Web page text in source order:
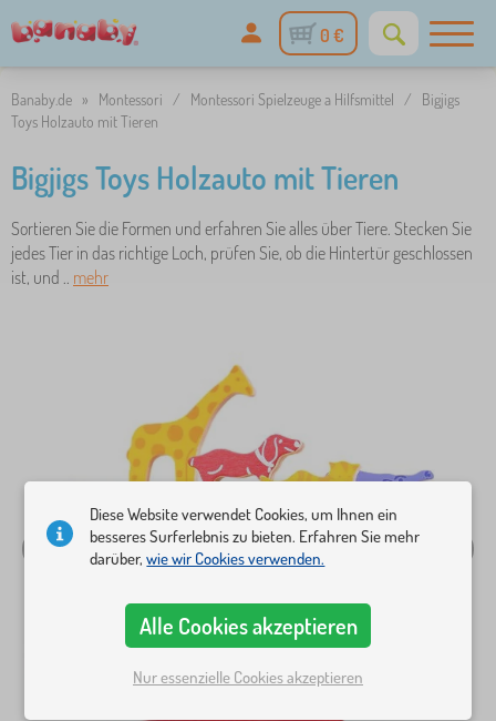
0 €
Banaby.de » Montessori / Montessori Spielzeuge a Hilfsmittel /
Bigjigs
Toys Holzauto mit Tieren
Bigjigs Toys Holzauto mit Tieren
Sortieren Sie die Formen und erfahren Sie alles über Tiere. Stecken Sie
jedes Tier in das richtige Loch, prüfen Sie, ob die Hintertür geschlossen
ist, und .. mehr
Diese Website verwendet Cookies, um Ihnen ein
besseres Surferlebnis zu bieten. Erfahren Sie mehr
darüber,wie wir Cookies verwenden.
Alle Cookies akzeptieren
Nur essenzielle Cookies akzeptieren